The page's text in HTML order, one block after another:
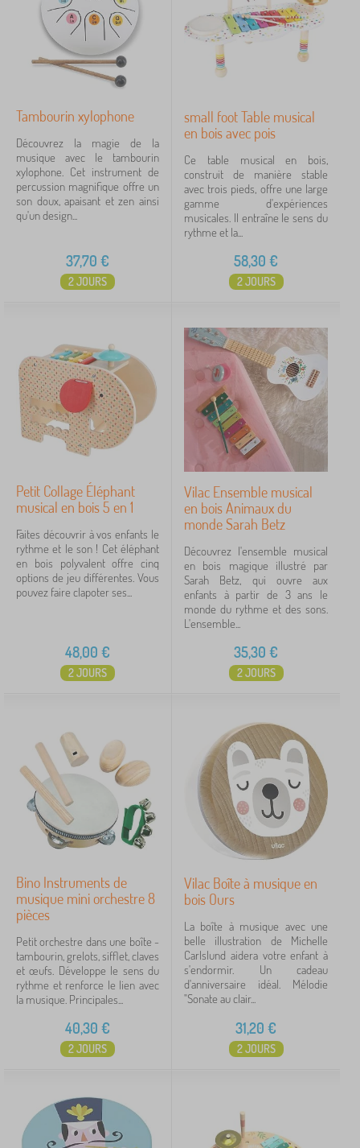
Tambourin xylophone
Découvrez la magie de la
musique avec le tambourin
xylophone. Cet instrument de
percussion magnifique offre un
son doux, apaisant et zen ainsi
qu'un design...
37,70 €
2 JOURS
small foot Table musical
en bois avec pois
Ce table musical en bois,
construit de manière stable
avec trois pieds, offre une large
gamme d'expériences
musicales. Il entraîne le sens du
rythme et la...
58,30 €
2 JOURS
Petit Collage Éléphant
musical en bois 5 en 1
Faites découvrir à vos enfants le
rythme et le son ! Cet éléphant
en bois polyvalent offre cinq
options de jeu différentes. Vous
pouvez faire clapoter ses...
48,00 €
2 JOURS
Vilac Ensemble musical
en bois Animaux du
monde Sarah Betz
Découvrez l'ensemble musical
en bois magique illustré par
Sarah Betz, qui ouvre aux
enfants à partir de 3 ans le
monde du rythme et des sons.
L'ensemble...
35,30 €
2 JOURS
Bino Instruments de
musique mini orchestre 8
pièces
Petit orchestre dans une boîte -
tambourin, grelots, sifflet, claves
et œufs. Développe le sens du
rythme et renforce le lien avec
la musique. Principales...
40,30 €
2 JOURS
Vilac Boîte à musique en
bois Ours
La boîte à musique avec une
belle illustration de Michelle
Carlslund aidera votre enfant à
s'endormir. Un cadeau
d'anniversaire idéal. Mélodie
"Sonate au clair...
31,20 €
2 JOURS